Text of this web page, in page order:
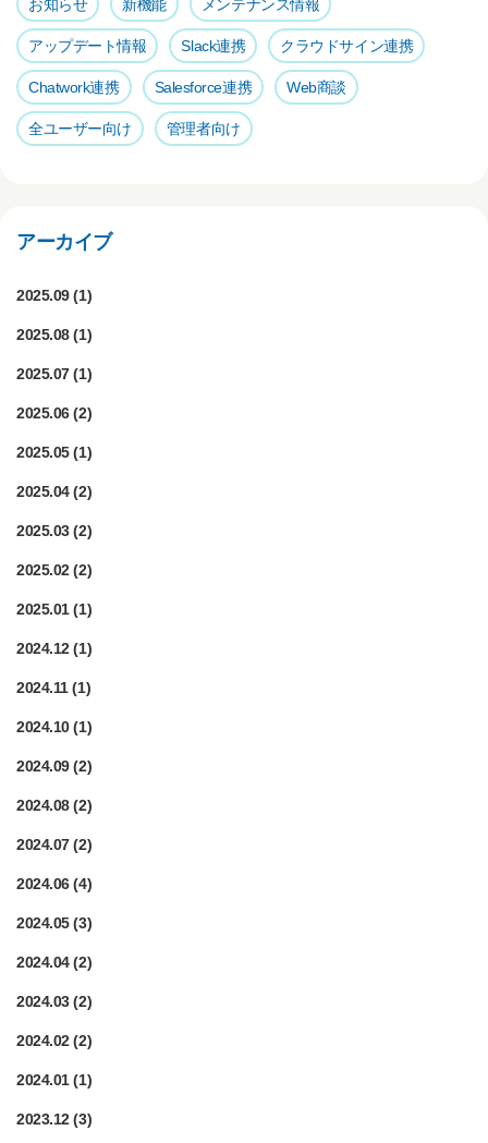
k
お知らせ 新機能 メンテナンス情報
アップデート情報 Slack連携 クラウドサイン連携
Chatwork連携 Salesforce連携 Web商談
全ユーザー向け 管理者向け
アーカイブ
2025.09(1)
2025.08(1)
2025.07(1)
2025.06(2)
2025.05(1)
2025.04(2)
2025.03(2)
2025.02(2)
2025.01(1)
2024.12(1)
2024.11(1)
2024.10(1)
2024.09(2)
2024.08(2)
2024.07(2)
2024.06(4)
2024.05(3)
2024.04(2)
2024.03(2)
2024.02(2)
2024.01(1)
2023.12(3)